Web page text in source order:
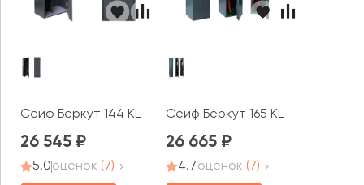
Сейф Беркут 144 KL
26 545
5.0оценок (7)
Сейф Беркут 165 KL
26 665
4.7оценок (7)